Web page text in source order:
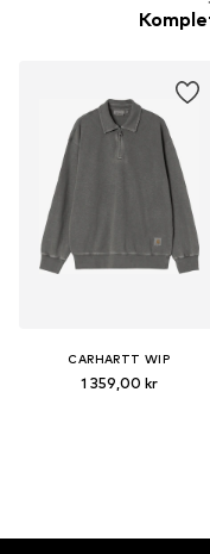
CARHARTT WIP
1 359,00 kr